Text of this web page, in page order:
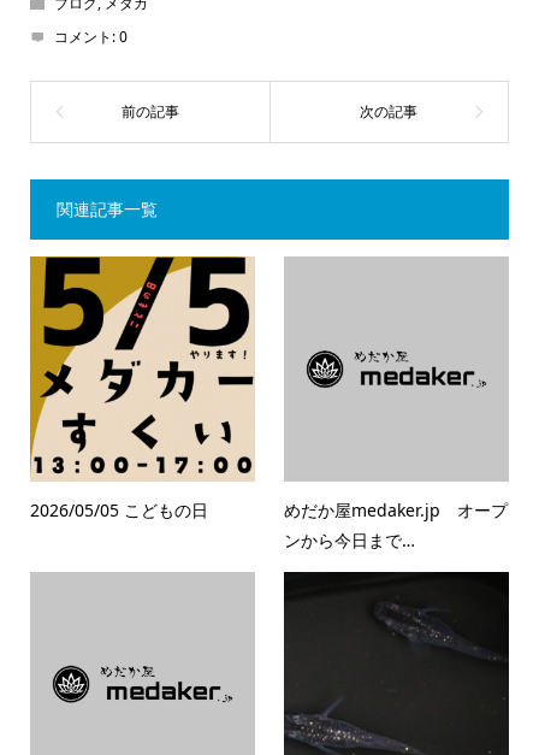
コメント:0
関連記事一覧
2026/05/05 こどもの日
めだか屋medaker.jp オープ
ンから今日まで…